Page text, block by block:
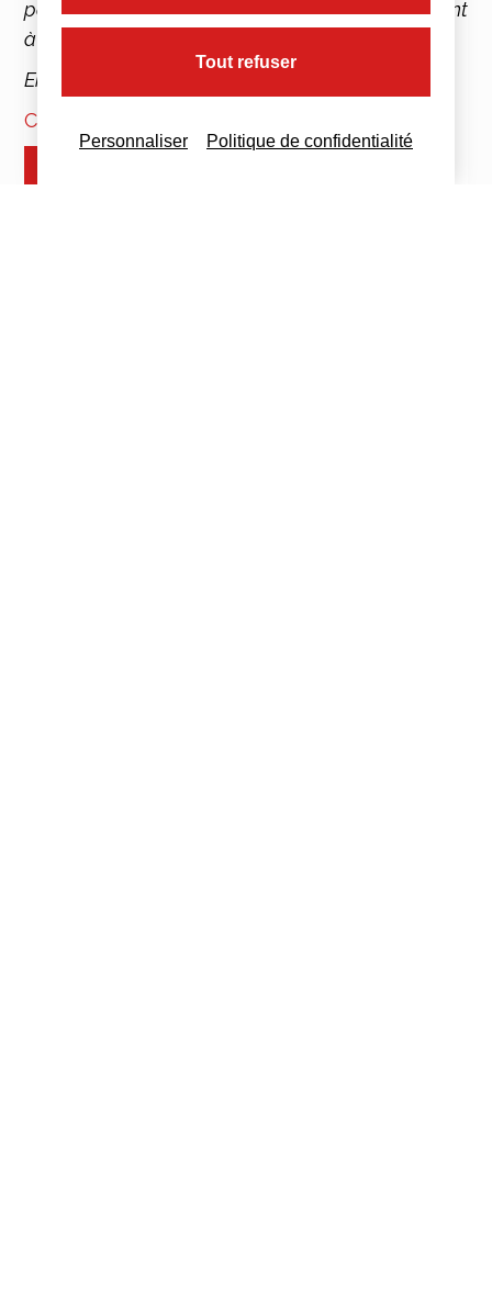
par exemple IGP, AOC, AOP- chacune répondant
à un cahier des charges spécifique.
En savoir plus :
Contact
Tout refuser
Personnaliser Politique de confidentialité